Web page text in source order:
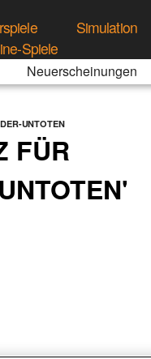
Simulation
Spiele
Neuerscheinungen
UNTOTEN
FÜR